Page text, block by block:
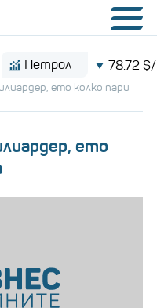
Петрол 78.72 $/
ето колко пари
ето